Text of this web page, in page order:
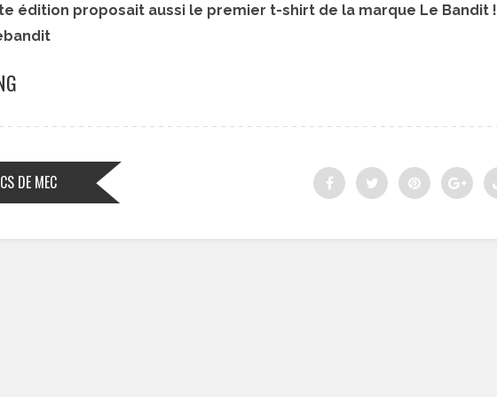
édition proposait aussi le premier t-shirt de la marque Le Bandit !
DE MEC